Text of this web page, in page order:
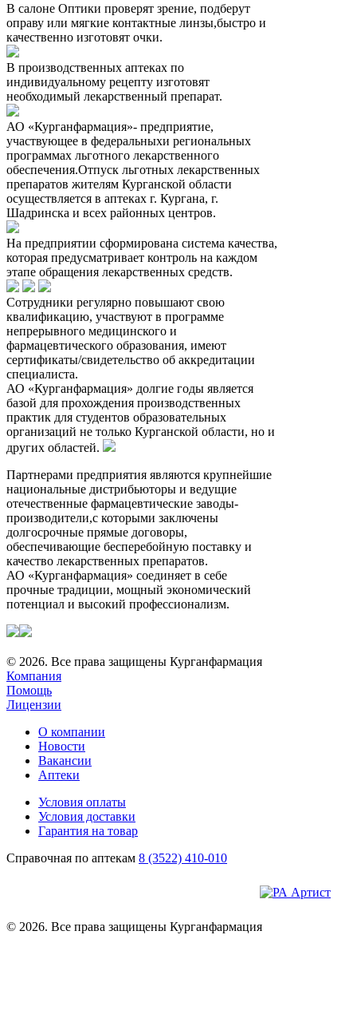
В салоне Оптики проверят зрение, подберут
оправу или мягкие контактные линзы,быстро и
качественно изготовят очки.
В производственных аптеках по
индивидуальному рецепту изготовят
необходимый лекарственный препарат.
АО «Курганфармация»- предприятие,
участвующее в федеральныхи региональных
программах льготного лекарственного
обеспечения.Отпуск льготных лекарственных
препаратов жителям Курганской области
осуществляется в аптеках г. Кургана, г.
Шадринска и всех районных центров.
На предприятии сформирована система качества,
которая предусматривает контроль на каждом
этапе обращения лекарственных средств.
Сотрудники регулярно повышают свою
квалификацию, участвуют в программе
непрерывного медицинского и
фармацевтического образования, имеют
сертификаты/свидетельство об аккредитации
специалиста.
АО «Курганфармация» долгие годы является
базой для прохождения производственных
практик для студентов образовательных
организаций не только Курганской области, но и
других областей.
Партнерами предприятия являются крупнейшие
национальные дистрибьюторы и ведущие
отечественные фармацевтические заводы-
производители,с которыми заключены
долгосрочные прямые договоры,
обеспечивающие бесперебойную поставку и
качество лекарственных препаратов.
АО «Курганфармация» соединяет в себе
прочные традиции, мощный экономический
потенциал и высокий профессионализм.
© 2026. Все права защищены Курганфармация
Компания
Помощь
Лицензии
О компании
Новости
Вакансии
Аптеки
Условия оплаты
Условия доставки
Гарантия на товар
Справочная по аптекам 8 (3522) 410-010
© 2026. Все права защищены Курганфармация